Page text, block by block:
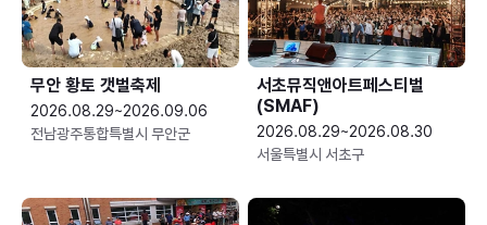
무안 황토 갯벌축제
2026.08.29~2026.09.06
전남광주통합특별시 무안군
서초뮤직앤아트페스티벌
(SMAF)
2026.08.29~2026.08.30
서울특별시 서초구